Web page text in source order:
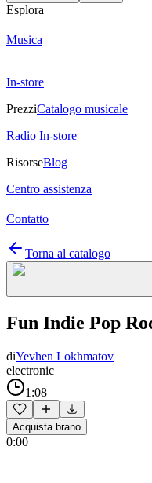
Esplora
Musica
In-store
PrezziCatalogo musicale
Radio In-store
RisorseBlog
Centro assistenza
Contatto
Torna al catalogo
Fun Indie Pop
diYevhen Lokhmatov
electronic
1:08
Acquista brano
0:00